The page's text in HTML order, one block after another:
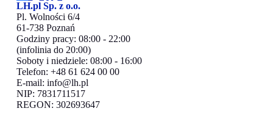
LH.pl Sp. z o.o.
Pl. Wolności 6/4
61-738 Poznań
Godziny pracy: 08:00 - 22:00
(infolinia do 20:00)
Soboty i niedziele: 08:00 - 16:00
Telefon: +48 61 624 00 00
E-mail: info@lh.pl
NIP: 7831711517
REGON: 302693647